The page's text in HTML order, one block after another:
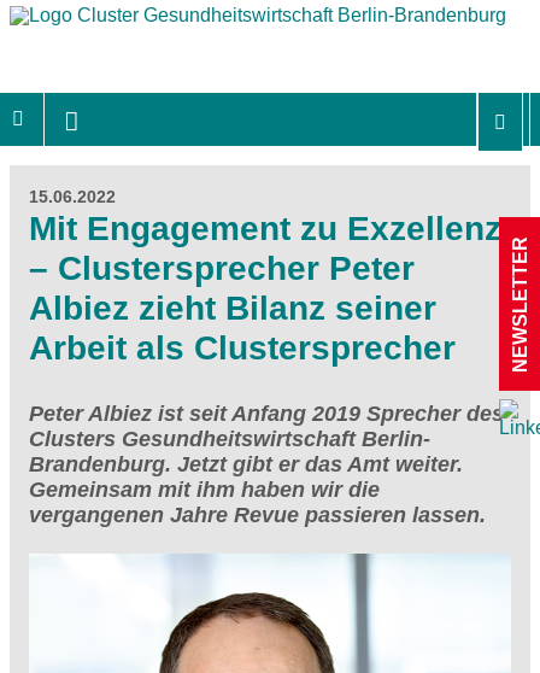
15.06.2022
Mit Engagement zu Exzellenz
– Clustersprecher Peter
Albiez zieht Bilanz seiner
Arbeit als Clustersprecher
Peter Albiez ist seit Anfang 2019 Sprecher des
Clusters Gesundheitswirtschaft Berlin-
Brandenburg. Jetzt gibt er das Amt weiter.
Gemeinsam mit ihm haben wir die
vergangenen Jahre Revue passieren lassen.
NEWSLETTER